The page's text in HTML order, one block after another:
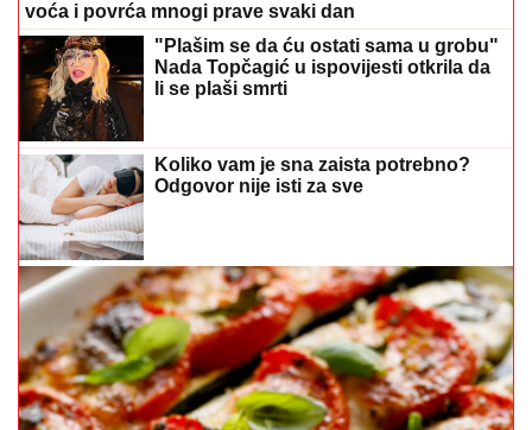
voća i povrća mnogi prave svaki dan
"Plašim se da ću ostati sama u grobu"
Nada Topčagić u ispovijesti otkrila da
li se plaši smrti
Koliko vam je sna zaista potrebno?
Odgovor nije isti za sve